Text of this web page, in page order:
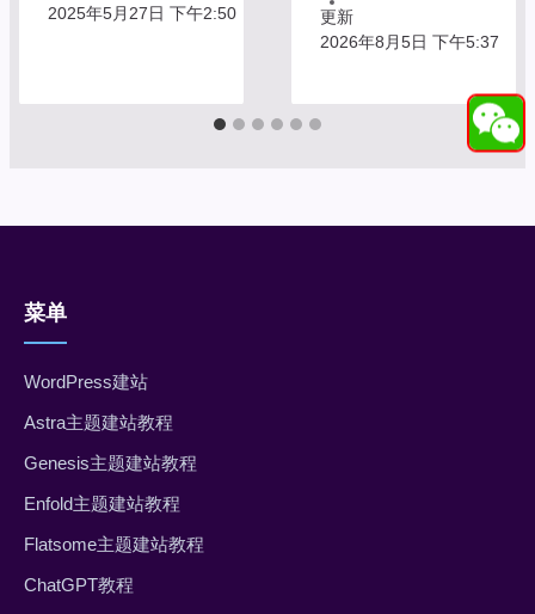
2025年5月27日 下午2:50
更新
2026年8月5日 下午5:37
菜单
WordPress建站
Astra主题建站教程
Genesis主题建站教程
Enfold主题建站教程
Flatsome主题建站教程
ChatGPT教程